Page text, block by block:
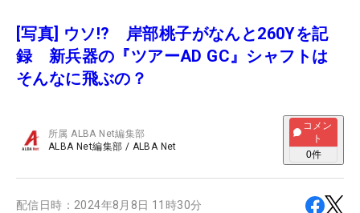
[写真] ウソ!? 岸部桃子がなんと260Yを記
録 新兵器の『ツアーAD GC』シャフトは
そんなに飛ぶの？
所属ALBA Net編集部
ALBA Net編集部 / ALBA Net
コメン
ト
0件
配信日時： 2024年8月8日 11時30分